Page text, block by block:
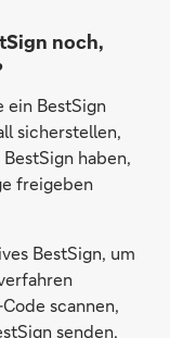
noch,
ein BestSign
sicherstellen,
haben,
freigeben
BestSign, um
scannen,
senden,